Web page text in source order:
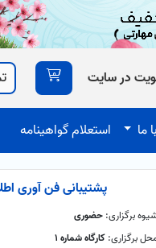
در سایت 0
ما استعلام گواهینامه
پشتیبانی فن آوری
برگزاری: حضوری
برگزاری: کارگاه شماره 1